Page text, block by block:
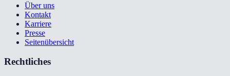
Über uns
Kontakt
Karriere
Presse
Seitenübersicht
Rechtliches